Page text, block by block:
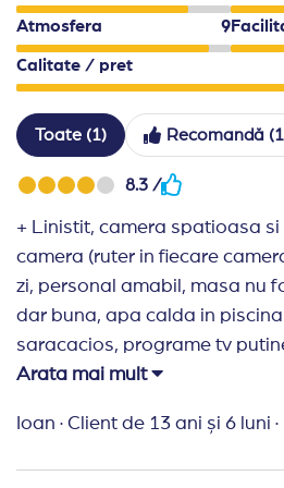
Este inclus:Mic dejun tip
Nu este inclus:Check-out
Atmosfera 9
Calitate / pret
Toate (1) Recomandă
8.3 /
+ Linistit, camera spatioasa si
camera (ruter in fiecare
zi, personal amabil, masa nu
dar buna, apa calda in
saracacios, programe tv
piscina mica, lipsa skibuss
Recomand Travelplanner:
online, acest chestionar
Arata mai mult
Ioan · Client de 13 ani și 6 luni ·